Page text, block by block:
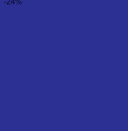
-24%